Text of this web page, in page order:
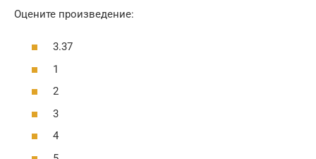
Оцените произведение:
3.37
1
2
3
4